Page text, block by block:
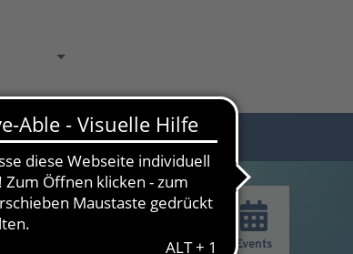
AKTUELLES & KONTAKT
Events